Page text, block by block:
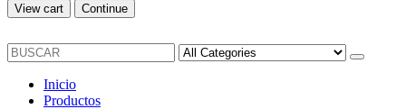
View cart Continue
Inicio
Productos